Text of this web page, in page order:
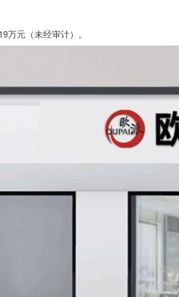
元（未经审计）。